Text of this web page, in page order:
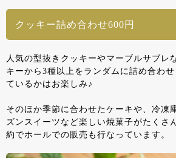
クッキー詰め合わせ600円
人気の型抜きクッキーやマーブルサブレ
キーから3種以上をランダムに詰め合わ
ているかはお楽しみ♪
そのほか季節に合わせたケーキや、冷凍
ズンスイーツなど楽しい焼菓子がたくさ
約でホールでの販売も行なっています。